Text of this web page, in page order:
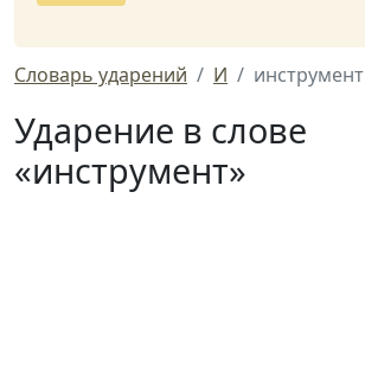
Словарь ударений И инструмент
Ударение в слове
«инструмент»